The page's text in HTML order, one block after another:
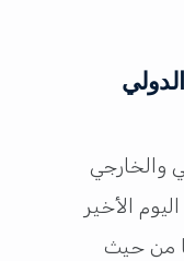
والخارجي
اليوم الأخير
من حيث